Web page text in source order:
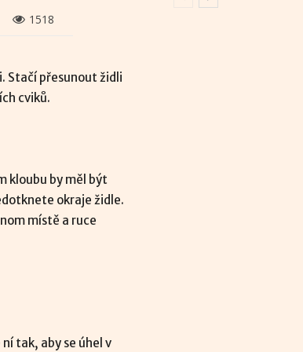
1518
Stačí přesunout židli
cviků.
kloubu by měl být
okraje židle.
místě a ruce
tak, aby se úhel v